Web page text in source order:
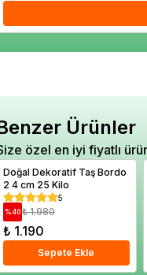
Black Speed
Aşılı Açık Köklü
5
Sepete Ekle
Armut
Ürünler
özel en iyi fiyatlı
Doğal Dekoratif Taş Bordo
2 4 cm 25 Kilo
5
%40 ₺ 1.980
₺ 1.190
Sepete Ekle